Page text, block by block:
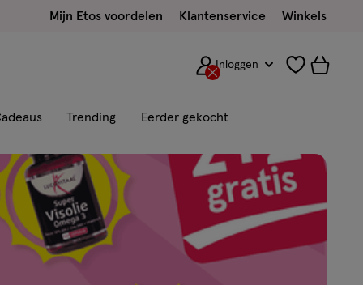
Mijn Etos voordelen Klantenservice Winkels
Inloggen
Trending Eerder gekocht